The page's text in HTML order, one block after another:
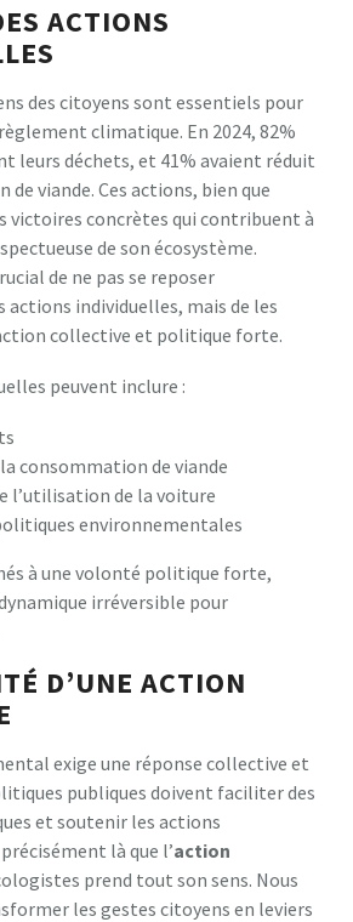
ACTIONS
des citoyens sont essentiels pour
climatique. En 2024, 82%
leurs déchets, et 41% avaient réduit
viande. Ces actions, bien que
victoires concrètes qui contribuent à
de son écosystème.
de ne pas se reposer
actions individuelles, mais de les
collective et politique forte.
peuvent inclure :
consommation de viande
l’utilisation de la voiture
environnementales
à une volonté politique forte,
irréversible pour
D’UNE ACTION
exige une réponse collective et
publiques doivent faciliter des
et soutenir les actions
là que l’action
prend tout son sens. Nous
les gestes citoyens en leviers